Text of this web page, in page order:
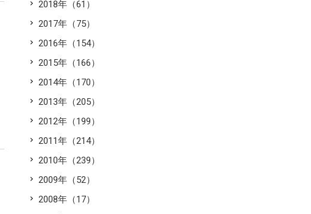
2018年（61）
2017年（75）
2016年（154）
2015年（166）
2014年（170）
2013年（205）
2012年（199）
2011年（214）
2010年（239）
2009年（52）
2008年（17）